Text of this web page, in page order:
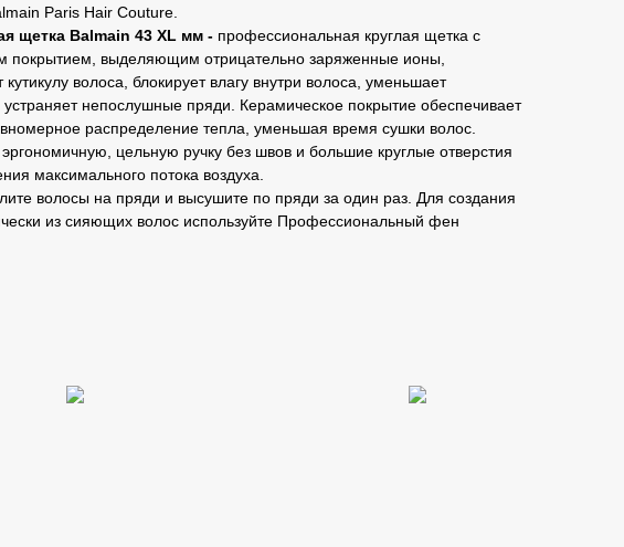
Paris Hair Couture.
щетка Balmain 43 XL мм - профессиональная круглая щетка с
покрытием, выделяющим отрицательно заряженные ионы,
кутикулу волоса, блокирует влагу внутри волоса, уменьшает
устраняет непослушные пряди. Керамическое покрытие обеспечивает
распределение тепла, уменьшая время сушки волос.
цельную ручку без швов и большие круглые отверстия
максимального потока воздуха.
волосы на пряди и высушите по пряди за один раз. Для создания
из сияющих волос используйте Профессиональный фен